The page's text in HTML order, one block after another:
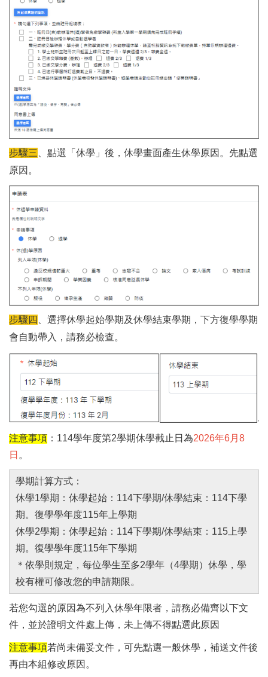
步驟三 、點選「休學」後，休學畫面產生休學原因。先點選
原因。
步驟四 、選擇休學起始學期及休學結束學期，下方復學學期
會自動帶入，請務必檢查。
注意事項 ：114學年度第2學期休學截止日為2026年6月8
日 。
學期計算方式：
休學1學期：休學起始：114下學期/休學結束：114下學
期。復學學年度115年上學期
休學2學期：休學起始：114下學期/休學結束：115上學
期。復學學年度115年下學期
＊依學則規定，每位學生至多2學年（4學期）休學，學
校有權可修改您的申請期限。
若您勾選的原因為不列入休學年限者，請務必備齊以下文
件，並於證明文件處上傳，未上傳不得點選此原因
注意事項若尚未備妥文件，可先點選一般休學，補送文件後
再由本組修改原因。